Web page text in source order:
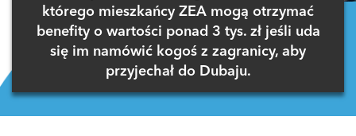
którego mieszkańcy ZEA mogą otrzymać
benefity o wartości ponad 3 tys. zł jeśli uda
się im namówić kogoś z zagranicy, aby
przyjechał do Dubaju.